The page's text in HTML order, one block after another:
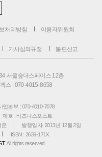
처리방침 이용자위원회
기사심의규정 불편신고
서울숲더스페이스 12층
팩스 : 070-4015-8658
업본부 : 070-4010-7078
제호 : 비즈니스포스트
운
발행일자: 2013년 12월 2일
ISSN : 2636-171X
. All rights reserved.